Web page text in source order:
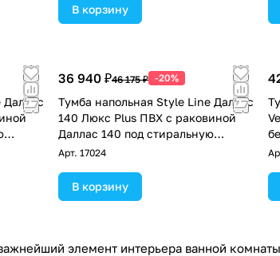
В корзину
Даллас
36 940 ₽46 175 ₽ -20%
Тумба напольная Style Line Даллас
140 Люкс Plus ПВХ с раковиной
Даллас 140 под стиральную
машину, два ящика, левая, белая
Арт. 17024
В корзину
элемент интерьера ванной